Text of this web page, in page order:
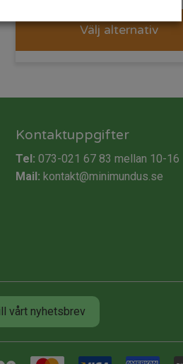
Välj alternativ
Kontaktuppgifter
Tel: 073-021 67 83 mellan 10-16
Mail: kontakt@minimundus.se
vårt nyhetsbrev